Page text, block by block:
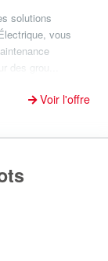
solutions
vous
des grou...
Voir l'offre